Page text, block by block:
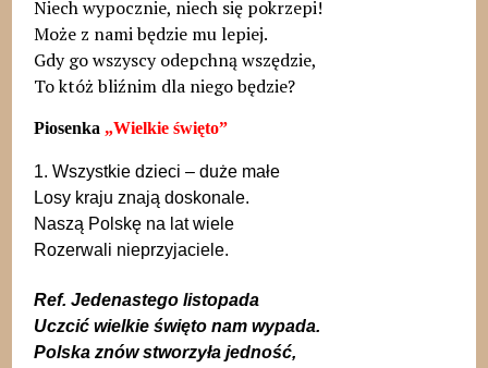
Niech wypocznie, niech się pokrzepi!
Może z nami będzie mu lepiej.
Gdy go wszyscy odepchną wszędzie,
To któż bliźnim dla niego będzie?
Piosenka „Wielkie święto”
1. Wszystkie dzieci – duże małe
Losy kraju znają doskonale.
Naszą Polskę na lat wiele
Rozerwali nieprzyjaciele.
Ref. Jedenastego listopada
Uczcić wielkie święto nam wypada.
Polska znów stworzyła jedność,